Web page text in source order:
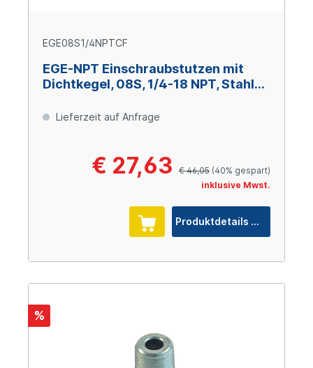
EGE08S1/4NPTCF
EGE-NPT Einschraubstutzen mit
Dichtkegel, 08S, 1/4-18 NPT, Stahl
Lieferzeit auf Anfrage
€ 27,63 € 46,05 (40% gespart)
inklusive Mwst.
Produktdetails
%